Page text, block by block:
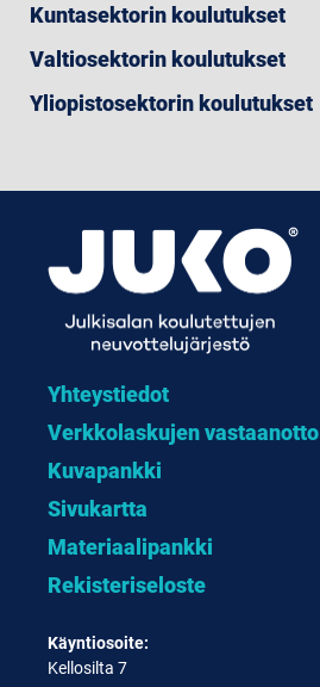
Kuntasektorin koulutukset
Valtiosektorin koulutukset
Yliopistosektorin koulutukset
Yhteystiedot
Verkkolaskujen vastaanotto
Kuvapankki
Sivukartta
Materiaalipankki
Rekisteriseloste
Käyntiosoite:
Kellosilta 7